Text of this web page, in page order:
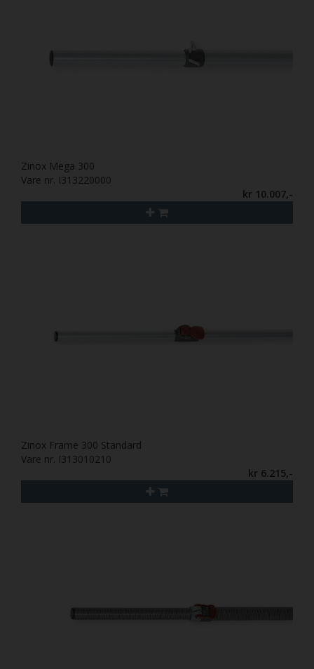
Zinox Mega 300
Vare nr. I313220000
kr 10.007,-
Zinox Frame 300 Standard
Vare nr. I313010210
kr 6.215,-